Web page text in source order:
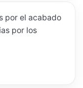
por el acabado
por los